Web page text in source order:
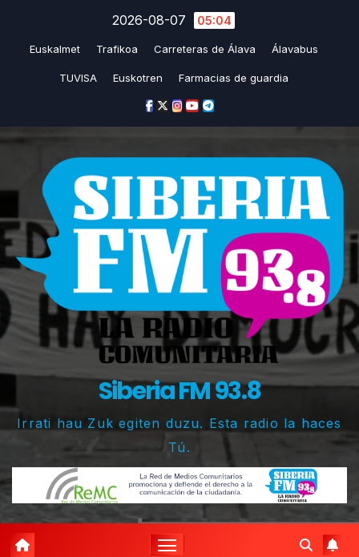
2026-08-07 05:04
Euskalmet Trafikoa Carreteras de Álava Álavabus
TUVISA Euskotren Farmacias de guardia
Siberia FM 93.8
Irrati hau Zuk egiten duzu. Esta radio la haces
Tú.